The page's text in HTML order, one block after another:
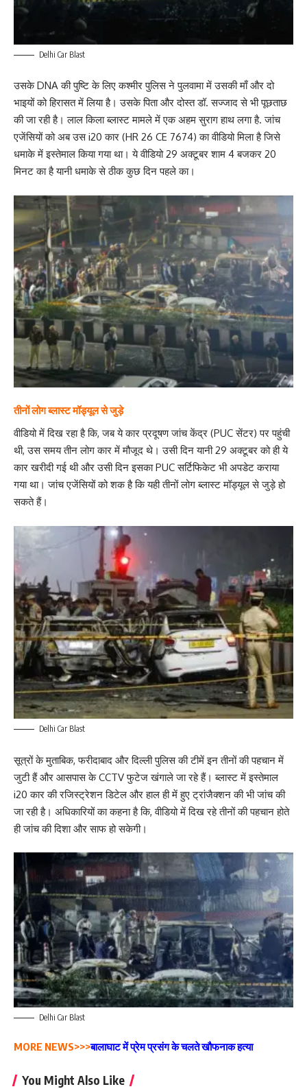
Delhi Car Blast
उसके DNA की पुष्टि के लिए कश्मीर पुलिस ने पुलवामा में उसकी माँ और दो
भाइयों को हिरासत में लिया है। उसके पिता और दोस्त डॉ. सज्जाद से भी पूछताछ
की जा रही है। लाल किला ब्लास्ट मामले में एक अहम सुराग हाथ लगा है. जांच
एजेंसियों को अब उस i20 कार (HR 26 CE 7674) का वीडियो मिला है जिसे
धमाके में इस्तेमाल किया गया था। ये वीडियो 29 अक्टूबर शाम 4 बजकर 20
मिनट का है यानी धमाके से ठीक कुछ दिन पहले का।
तीनों लोग ब्लास्ट मॉड्यूल से जुड़े
वीडियो में दिख रहा है कि, जब ये कार प्रदूषण जांच केंद्र (PUC सेंटर) पर पहुंची
थी, उस समय तीन लोग कार में मौजूद थे। उसी दिन यानी 29 अक्टूबर को ही ये
कार खरीदी गई थी और उसी दिन इसका PUC सर्टिफिकेट भी अपडेट कराया
गया था। जांच एजेंसियों को शक है कि यही तीनों लोग ब्लास्ट मॉड्यूल से जुड़े हो
सकते हैं।
Delhi Car Blast
सूत्रों के मुताबिक, फरीदाबाद और दिल्ली पुलिस की टीमें इन तीनों की पहचान में
जुटी हैं और आसपास के CCTV फुटेज खंगाले जा रहे हैं। ब्लास्ट में इस्तेमाल
i20 कार की रजिस्ट्रेशन डिटेल और हाल ही में हुए ट्रांजैक्शन की भी जांच की
जा रही है। अधिकारियों का कहना है कि, वीडियो में दिख रहे तीनों की पहचान होते
ही जांच की दिशा और साफ हो सकेगी।
Delhi Car Blast
MORE NEWS>>>बालाघाट में प्रेम प्रसंग के चलते खौफनाक हत्या
You Might Also Like